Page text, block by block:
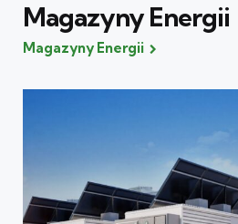
Magazyny Energii
Magazyny Energii